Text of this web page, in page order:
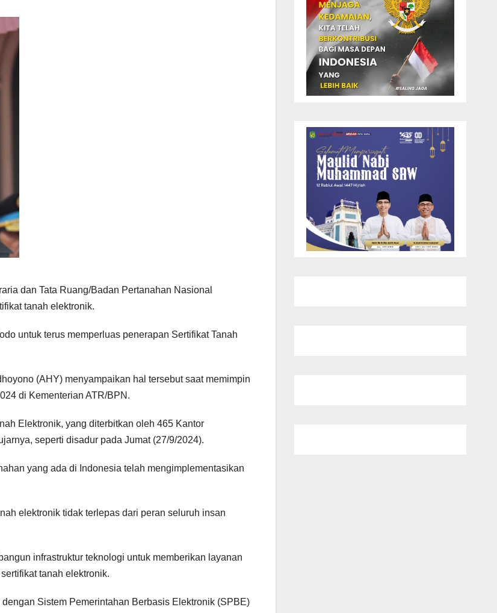
dan Tata Ruang/Badan Pertanahan Nasional
tanah elektronik.
untuk terus memperluas penerapan Sertifikat Tanah
(AHY) menyampaikan hal tersebut saat memimpin
di Kementerian ATR/BPN.
Elektronik, yang diterbitkan oleh 465 Kantor
seperti disadur pada Jumat (27/9/2024).
yang ada di Indonesia telah mengimplementasikan
elektronik tidak terlepas dari peran seluruh insan
infrastruktur teknologi untuk memberikan layanan
tanah elektronik.
Sistem Pemerintahan Berbasis Elektronik (SPBE)